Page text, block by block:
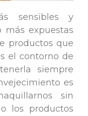
sensibles y
más expuestas
productos que
el contorno de
siempre
es
sin
los productos